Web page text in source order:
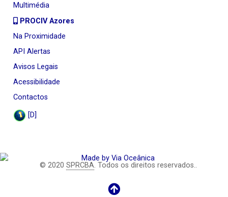
Multimédia
PROCIV Azores
Na Proximidade
API Alertas
Avisos Legais
Acessibilidade
Contactos
[D]
© 2020 SPRCBA. Todos os direitos reservados..